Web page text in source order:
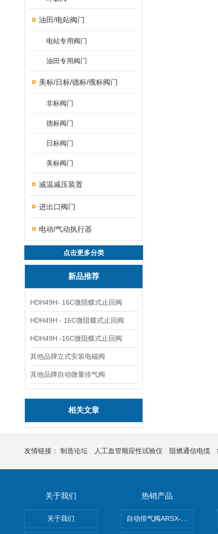
油田/电站阀门
电站专用阀门
油田专用阀门
美标/日标/德标/俄标阀门
非标阀门
德标阀门
日标阀门
美标阀门
减温减压装置
进出口阀门
电动/气动执行器
点击更多分类
新品推荐
HDH49H- 16C微阻蝶式止回阀
HDH49H - 16C微阻蝶式止回阀
HDH49H -16C微阻蝶式止回阀
其他品牌立式安装电磁阀
其他品牌自动微量排气阀
相关文章
友情链接： 制造论坛 人工血管顺应性试验仪 阻燃通信电缆
关于我们
关于我们
热销产品
自动排气阀ARSX-0015/